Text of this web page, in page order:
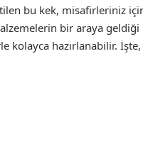
bu kek, misafirleriniz
bir araya geldiği
hazırlanabilir. İşte,